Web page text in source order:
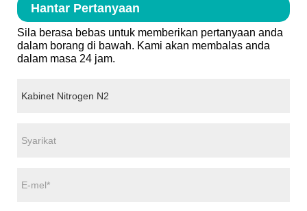
Hantar Pertanyaan
Sila berasa bebas untuk memberikan pertanyaan anda
dalam borang di bawah. Kami akan membalas anda
dalam masa 24 jam.